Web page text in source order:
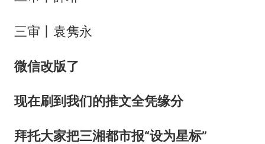
三审丨袁隽永
微信改版了
现在刷到我们的推文全凭缘分
拜托大家把三湘都市报“设为星标”